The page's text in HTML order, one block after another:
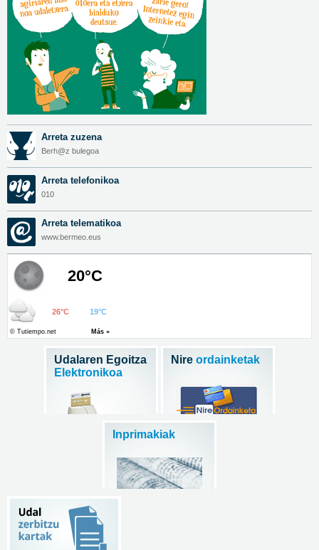
Arreta zuzena
Berh@z bulegoa
Arreta telefonikoa
010
Arreta telematikoa
www.bermeo.eus
Udalaren Egoitza
Elektronikoa
Nire ordainketak
Inprimakiak